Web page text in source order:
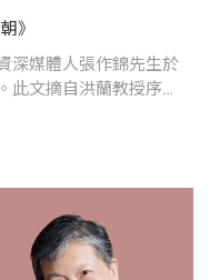
》
深媒體人張作錦先生於
此文摘自洪蘭教授序
物彙集在一起，幾乎